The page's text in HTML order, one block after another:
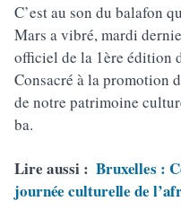
C’est au son du balafon
Mars a vibré, mardi
officiel de la 1ère édition
Consacré à la promotion
de notre patrimoine
ba.
Lire aussi : Bruxelles :
journée culturelle de